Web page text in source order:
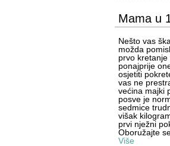
Mama u
Nešto vas
možda
prvo kretanje
ponajprije
osjetiti
vas ne
većina majki
posve je
sedmice
višak
prvi nježni
Oboružajte
Više